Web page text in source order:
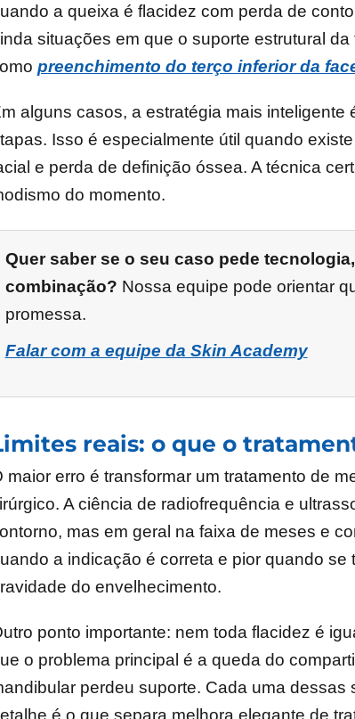
a queixa é flacidez com perda de
situações em que o suporte estrutural
preenchimento do terço inferior da
alguns casos, a estratégia mais
Isso é especialmente útil quando
e perda de definição óssea. A técnica
do momento.
Quer saber se o seu caso pede
combinação? Nossa equipe pode orientar
promessa.
Falar com a equipe da Skin Academy
reais: o que o
maior erro é transformar um tratamento de
A ciência de radiofrequência e
mas em geral na faixa de meses e
a indicação é correta e pior quando
do envelhecimento.
ponto importante: nem toda flacidez é
o problema principal é a queda do
perdeu suporte. Cada uma
é o que separa melhora elegante de